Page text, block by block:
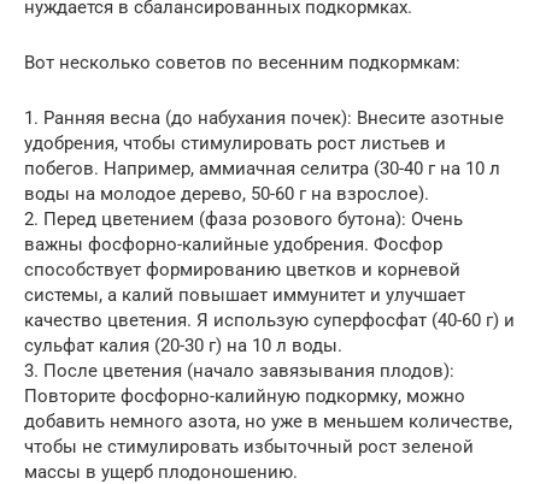
нуждается в сбалансированных подкормках.
Вот несколько советов по весенним подкормкам:
1. Ранняя весна (до набухания почек): Внесите азотные
удобрения, чтобы стимулировать рост листьев и
побегов. Например, аммиачная селитра (30-40 г на 10 л
воды на молодое дерево, 50-60 г на взрослое).
2. Перед цветением (фаза розового бутона): Очень
важны фосфорно-калийные удобрения. Фосфор
способствует формированию цветков и корневой
системы, а калий повышает иммунитет и улучшает
качество цветения. Я использую суперфосфат (40-60 г) и
сульфат калия (20-30 г) на 10 л воды.
3. После цветения (начало завязывания плодов):
Повторите фосфорно-калийную подкормку, можно
добавить немного азота, но уже в меньшем количестве,
чтобы не стимулировать избыточный рост зеленой
массы в ущерб плодоношению.